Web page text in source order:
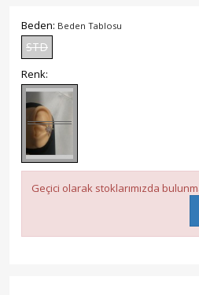
Beden: Beden Tablosu
STD
Renk:
Geçici olarak stoklarımızda